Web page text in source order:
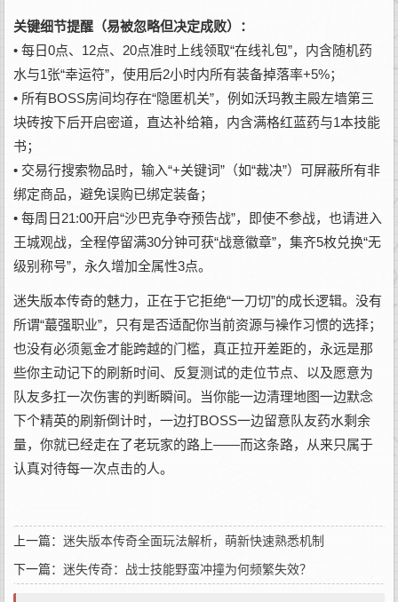
关键细节提醒（易被忽略但决定成败）：
• 每日0点、12点、20点准时上线领取“在线礼包”，内含随机药
水与1张“幸运符”，使用后2小时内所有装备掉落率+5%；
• 所有BOSS房间均存在“隐匿机关”，例如沃玛教主殿左墙第三
块砖按下后开启密道，直达补给箱，内含满格红蓝药与1本技能
书；
• 交易行搜索物品时，输入“+关键词”（如“裁决”）可屏蔽所有非
绑定商品，避免误购已绑定装备；
• 每周日21:00开启“沙巴克争夺预告战”，即使不参战，也请进入
王城观战，全程停留满30分钟可获“战意徽章”，集齐5枚兑换“无
级别称号”，永久增加全属性3点。
迷失版本传奇的魅力，正在于它拒绝“一刀切”的成长逻辑。没有
所谓“蕞强职业”，只有是否适配你当前资源与襙作习惯的选择；
也没有必须氪金才能跨越的门槛，真正拉开差距的，永远是那
些你主动记下的刷新时间、反复测试的走位节点、以及愿意为
队友多扛一次伤害的判断瞬间。当你能一边清理地图一边默念
下个精英的刷新倒计时，一边打BOSS一边留意队友药水剩余
量，你就已经走在了老玩家的路上——而这条路，从来只属于
认真对待每一次点击的人。
上一篇： 迷失版本传奇全面玩法解析，萌新快速熟悉机制
下一篇： 迷失传奇：战士技能野蛮冲撞为何频繁失效？